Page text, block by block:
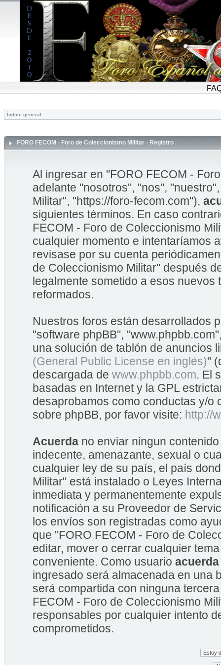
Índice general
FORO FECOM - Foro de Coleccionismo Militar - Registro
Al ingresar en "FORO FECOM -
adelante "nosotros", "nos",
Militar", "https://foro-fecom.com"),
siguientes términos. En caso
FECOM - Foro de Coleccionismo
cualquier momento e intentaríamos
revisase por su cuenta
de Coleccionismo Militar" después
legalmente sometido a esos
reformados.
Nuestros foros están desarrollados
"software phpBB",
una solución de tablón de anuncios
(General Public License en inglés)"
descargada de www.phpbb.com. El
basadas en Internet y la GPL
desaprobamos como conductas y/o
sobre phpBB, por favor visite: http://
Acuerda no enviar ningun
indecente, amenazante, sexual o
cualquier ley de su país, el país
Militar" está instalado o Leyes
inmediata y permanentemente
notificación a su Proveedor de
los envíos son registradas como
que "FORO FECOM - Foro de
editar, mover o cerrar cualquier
conveniente. Como usuario acuerda
ingresado será almacenada en una
será compartida con ninguna
FECOM - Foro de Coleccionismo
responsables por cualquier intento
comprometidos.